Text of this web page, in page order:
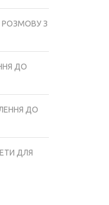
РОЗМОВУ З
ДО
ДО
ДЛЯ